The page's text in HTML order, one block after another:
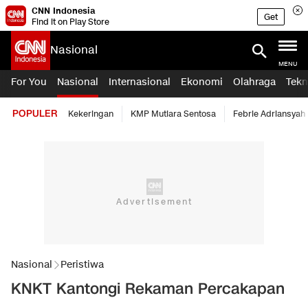
CNN Indonesia
Find it on Play Store
Get
Nasional
MENU
For You Nasional Internasional Ekonomi Olahraga
POPULER Kekeringan KMP Mutiara Sentosa Febrie Adriansyah
Nasional Peristiwa
KNKT Kantongi Rekaman Percakapan